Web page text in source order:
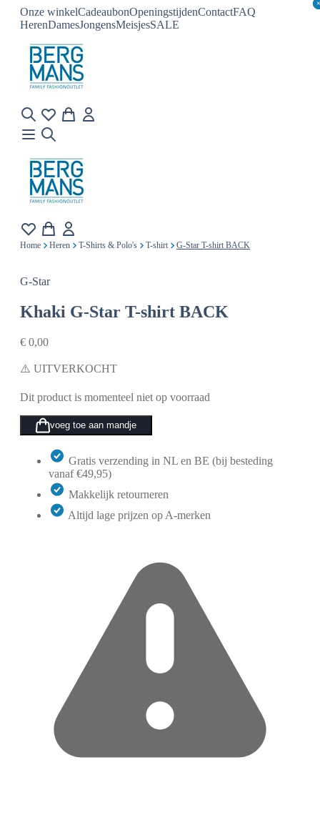
Onze winkelCadeaubonOpeningstijdenContactFAQ
HerenDamesJongensMeisjesSALE
×
×
Home Heren T-Shirts & Polo's T-shirt G-Star T-shirt BACK
G-Star
Khaki G-Star T-shirt BACK
€ 0,00
⚠️ UITVERKOCHT
Dit product is momenteel niet op voorraad
voeg toe aan mandje
Gratis verzending in NL en BE (bij besteding
vanaf €49,95)
Makkelijk retourneren
Altijd lage prijzen op A-merken